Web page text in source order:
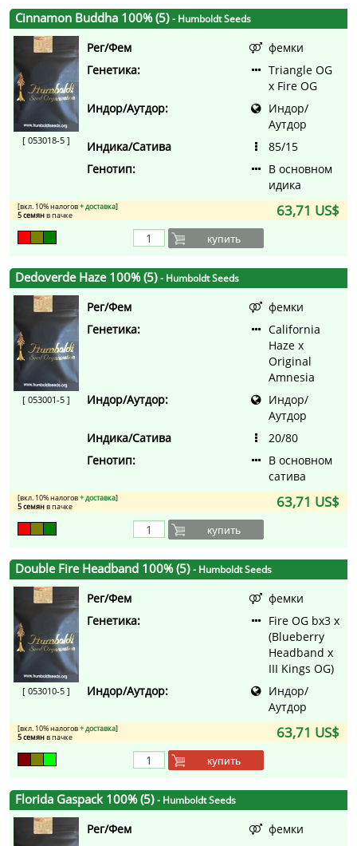
Cinnamon Buddha 100% (5)- Humboldt Seeds
[ 053018-5 ]
Рег/Фем
фемки
Генетика:
Triangle OG
x Fire OG
Индор/Аутдор:
Индор/
Аутдор
Индика/Сатива
85/15
Генотип:
В основном
идика
63,71 US$
[вкл. 10% налогов+ доставка]
5 семянв пачке
купить
Dedoverde Haze 100% (5)- Humboldt Seeds
[ 053001-5 ]
Рег/Фем
фемки
Генетика:
California
Haze x
Original
Amnesia
Индор/Аутдор:
Индор/
Аутдор
Индика/Сатива
20/80
Генотип:
В основном
сатива
63,71 US$
[вкл. 10% налогов+ доставка]
5 семянв пачке
купить
Double Fire Headband 100% (5)- Humboldt Seeds
[ 053010-5 ]
Рег/Фем
фемки
Генетика:
Fire OG bx3 x
(Blueberry
Headband x
III Kings OG)
Индор/Аутдор:
Индор/
Аутдор
63,71 US$
[вкл. 10% налогов+ доставка]
5 семянв пачке
купить
Florida Gaspack 100% (5)- Humboldt Seeds
Рег/Фем
фемки